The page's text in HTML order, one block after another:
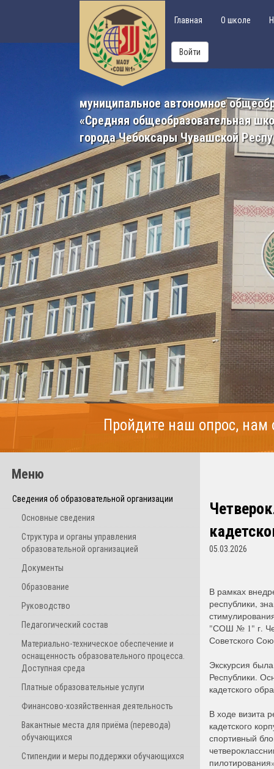
Главная О школе
Войти
муниципальное автономное
«Средняя общеобразовательная
города Чебоксары Чувашской
Пройдите наш опрос,
Меню
Сведения об образовательной организации
Основные сведения
Структура и органы управления
образовательной организацией
Документы
Образование
Руководство
Педагогический состав
Материально-техническое обеспечение и
оснащенность образовательного процесса.
Доступная среда
Платные образовательные услуги
Финансово-хозяйственная деятельность
Вакантные места для приёма (перевода)
обучающихся
Стипендии и меры поддержки обучающихся
05.03.2026
В рамках
республики,
"СОШ № 1" г.
Советского
Экскурсия
Республики.
кадетского
В ходе визита
кадетского
спортивный